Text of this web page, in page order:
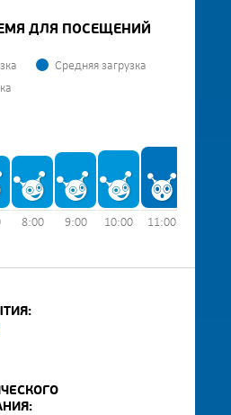
ДЛЯ ПОСЕЩЕНИЙ
Средняя загрузка
8:00 9:00 10:00 11:00